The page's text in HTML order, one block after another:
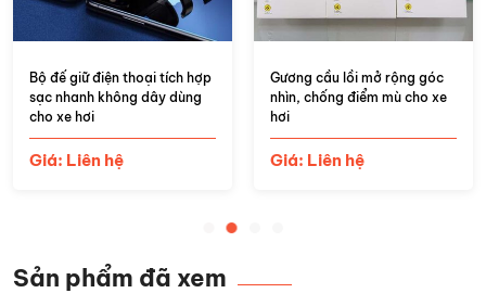
Bộ đế giữ điện thoại tích hợp
sạc nhanh không dây dùng
cho xe hơi
Giá: Liên hệ
Gương cầu lồi mở rộng góc
nhìn, chống điểm mù cho xe
hơi
Giá: Liên hệ
Sản phẩm đã xem